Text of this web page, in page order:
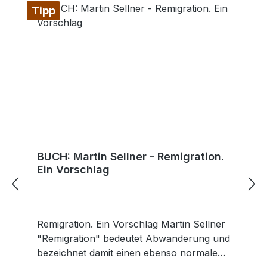
Tipp
BUCH: Martin Sellner - Remigration.
Ein Vorschlag
Remigration. Ein Vorschlag Martin Sellner
"Remigration" bedeutet Abwanderung und
bezeichnet damit einen ebenso normalen